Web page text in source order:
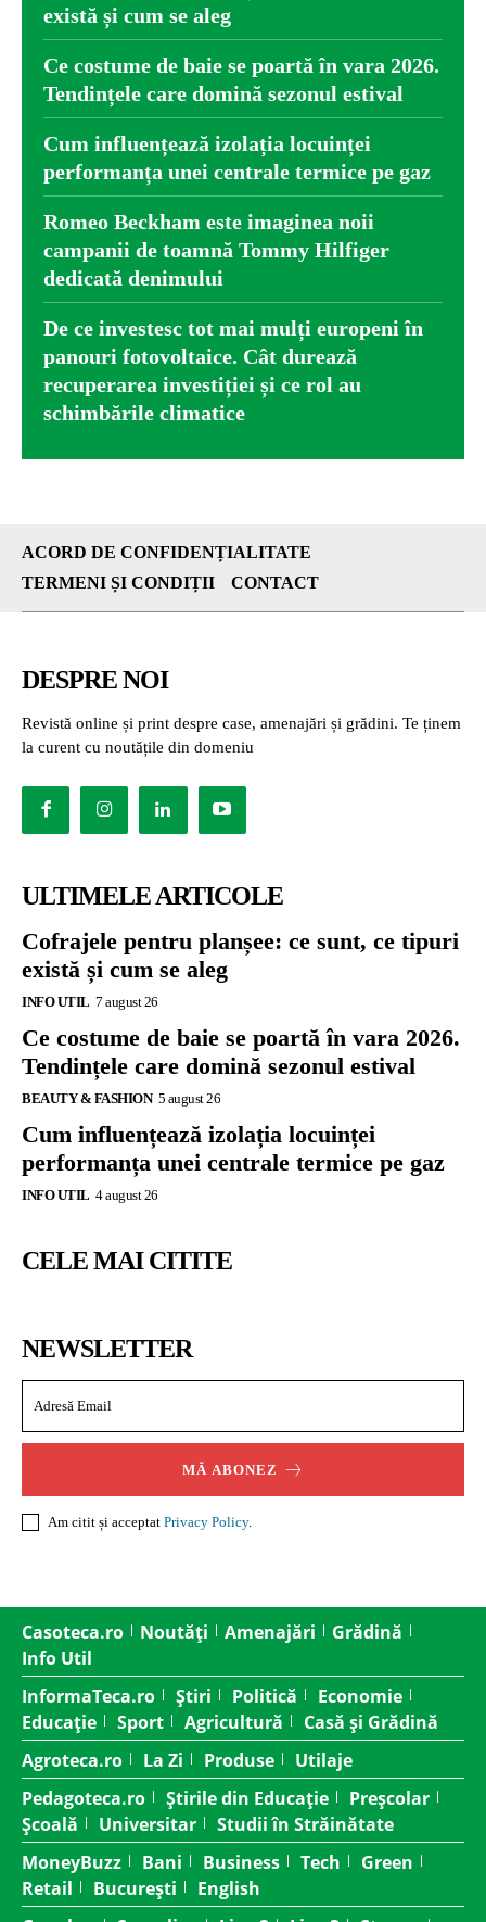
există și cum se aleg
Ce costume de baie se poartă în vara 2026.
Tendințele care domină sezonul estival
Cum influențează izolația locuinței
performanța unei centrale termice pe gaz
Romeo Beckham este imaginea noii
campanii de toamnă Tommy Hilfiger
dedicată denimului
De ce investesc tot mai mulți europeni în
panouri fotovoltaice. Cât durează
recuperarea investiției și ce rol au
schimbările climatice
ACORD DE CONFIDENȚIALITATE
TERMENI ȘI CONDIȚII
CONTACT
DESPRE NOI
Revistă online și print despre case, amenajări și grădini. Te ținem
la curent cu noutățile din domeniu
ULTIMELE ARTICOLE
Cofrajele pentru planșee: ce sunt, ce tipuri
există și cum se aleg
INFO UTIL 7 august 26
Ce costume de baie se poartă în vara 2026.
Tendințele care domină sezonul estival
BEAUTY & FASHION 5 august 26
Cum influențează izolația locuinței
performanța unei centrale termice pe gaz
INFO UTIL 4 august 26
CELE MAI CITITE
NEWSLETTER
MĂ ABONEZ
Am citit și acceptat Privacy Policy.
Casoteca.ro Noutăți Amenajări
Grădină
Info Util
InformaTeca.ro
Știri Politică
Economie
Educație
Sport Agricultură
Casă și Grădină
Agroteca.ro
La Zi Produse
Utilaje
Pedagoteca.ro
Știrile din Educație
Preșcolar
Școală
Universitar
Studii în Străinătate
MoneyBuzz
Bani Business Tech
Green
Retail
București
English